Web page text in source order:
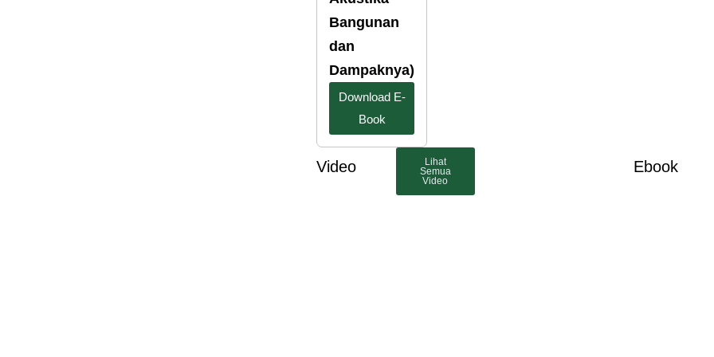
Bangunan
dan
Dampaknya)
Download E-
Book
Video
Lihat
Semua
Video
Ebook